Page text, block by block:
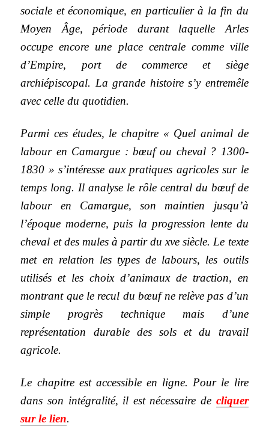
sociale et économique, en particulier à la fin du
Moyen Âge, période durant laquelle Arles
occupe encore une place centrale comme ville
d’Empire, port de commerce et siège
archiépiscopal. La grande histoire s’y entremêle
avec celle du quotidien.
Parmi ces études, le chapitre « Quel animal de
labour en Camargue : bœuf ou cheval ? 1300-
1830 » s’intéresse aux pratiques agricoles sur le
temps long. Il analyse le rôle central du bœuf de
labour en Camargue, son maintien jusqu’à
l’époque moderne, puis la progression lente du
cheval et des mules à partir du xve siècle. Le texte
met en relation les types de labours, les outils
utilisés et les choix d’animaux de traction, en
montrant que le recul du bœuf ne relève pas d’un
simple progrès technique mais d’une
représentation durable des sols et du travail
agricole.
Le chapitre est accessible en ligne. Pour le lire
dans son intégralité, il est nécessaire de cliquer
sur le lien.